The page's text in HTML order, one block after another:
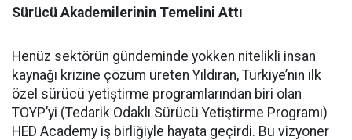
Sürücü Akademilerinin Temelini Attı
Henüz sektörün gündeminde yokken nitelikli insan
kaynağı krizine çözüm üreten Yıldıran, Türkiye’nin ilk
özel sürücü yetiştirme programlarından biri olan
TOYP’yi (Tedarik Odaklı Sürücü Yetiştirme Programı)
HED Academy iş birliğiyle hayata geçirdi. Bu vizyoner